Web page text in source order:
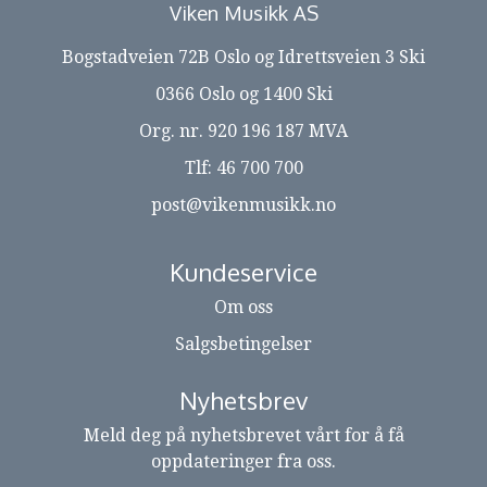
Viken Musikk AS
Bogstadveien 72B Oslo og Idrettsveien 3 Ski
0366 Oslo og 1400 Ski
Org. nr. 920 196 187 MVA
Tlf: 46 700 700
post@vikenmusikk.no
Kundeservice
Om oss
Salgsbetingelser
Nyhetsbrev
Meld deg på nyhetsbrevet vårt for å få
oppdateringer fra oss.